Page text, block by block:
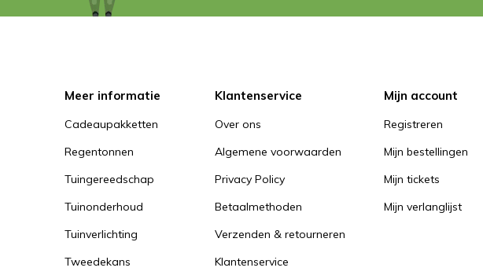
Meer informatie
Cadeaupakketten
Regentonnen
Tuingereedschap
Tuinonderhoud
Tuinverlichting
Tweedekans
Klantenservice
Over ons
Algemene voorwaarden
Privacy Policy
Betaalmethoden
Verzenden & retourneren
Klantenservice
Mijn account
Registreren
Mijn bestellingen
Mijn tickets
Mijn verlanglijst